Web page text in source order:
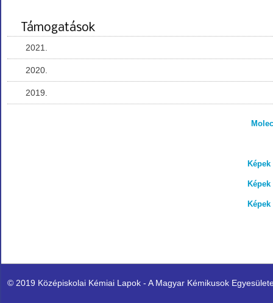
Támogatások
2021.
2020.
2019.
© 2019 Középiskolai Kémiai Lapok - A Magyar Kémikusok